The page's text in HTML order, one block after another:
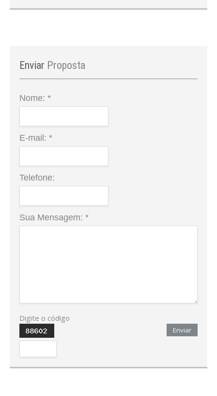
Enviar Proposta
Nome: *
E-mail: *
Telefone:
Sua Mensagem: *
Digite o código
Enviar